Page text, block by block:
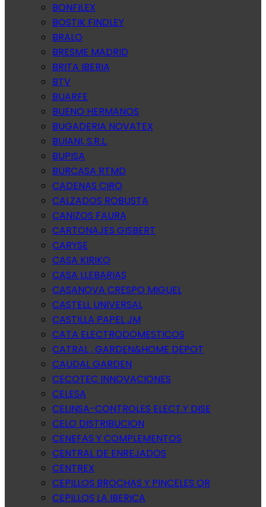
BONFILEX
BOSTIK FINDLEY
BRALO
BRESME MADRID
BRITA IBERIA
BTV
BUARFE
BUENO HERMANOS
BUGADERIA NOVATEX
BUIANI, S.R.L.
BUPISA
BURCASA RTMD
CADENAS CIRO
CALZADOS ROBUSTA
CANIZOS FAURA
CARTONAJES GISBERT
CARYSE
CASA KIRIKO
CASA LLEBARIAS
CASANOVA CRESPO MIGUEL
CASTELL UNIVERSAL
CASTILLA PAPEL JM
CATA ELECTRODOMESTICOS
CATRAL , GARDEN&HOME DEPOT
CAUDAL GARDEN
CECOTEC INNOVACIONES
CELESA
CELINSA-CONTROLES ELECT.Y DISE
CELO DISTRIBUCION
CENEFAS Y COMPLEMENTOS
CENTRAL DE ENREJADOS
CENTREX
CEPILLOS BROCHAS Y PINCELES OR
CEPILLOS LA IBERICA